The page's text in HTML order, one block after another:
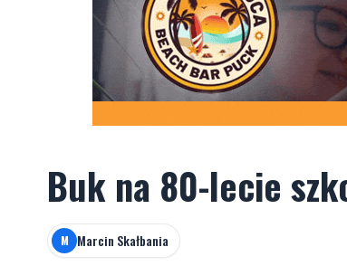
Buk na 80-lecie
M Marcin Skałbania